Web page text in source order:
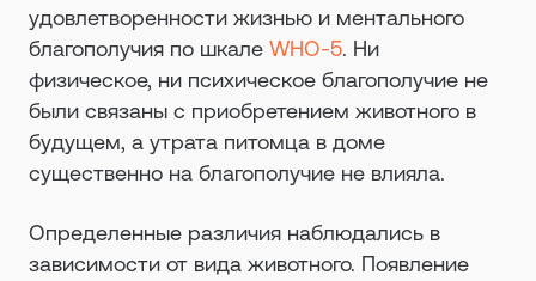
удовлетворенности жизнью и ментального
благополучия по шкале WHO-5. Ни
физическое, ни психическое благополучие не
были связаны с приобретением животного в
будущем, а утрата питомца в доме
существенно на благополучие не влияла.
Определенные различия наблюдались в
зависимости от вида животного. Появление